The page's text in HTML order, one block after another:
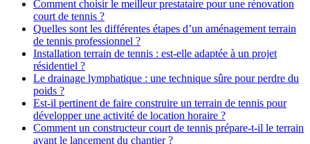
Comment choisir le meilleur prestataire pour une rénovation
court de tennis ?
Quelles sont les différentes étapes d’un aménagement terrain
de tennis professionnel ?
Installation terrain de tennis : est-elle adaptée à un projet
résidentiel ?
Le drainage lymphatique : une technique sûre pour perdre du
poids ?
Est-il pertinent de faire construire un terrain de tennis pour
développer une activité de location horaire ?
Comment un constructeur court de tennis prépare-t-il le terrain
avant le lancement du chantier ?